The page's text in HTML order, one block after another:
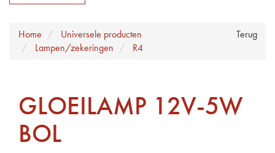
Terug
Home
Universele producten
Lampen/zekeringen
R4
GLOEILAMP 12V-5W
BOL